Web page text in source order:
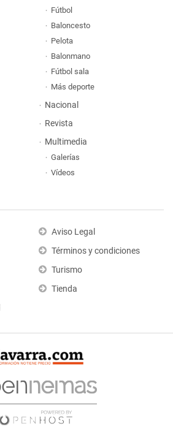
Fútbol
Baloncesto
Pelota
Balonmano
Fútbol sala
Más deporte
Nacional
Revista
Multimedia
Galerías
Vídeos
Aviso Legal
Términos y condiciones
Turismo
Tienda